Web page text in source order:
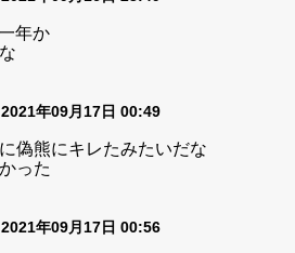
年か
2021年09月17日 00:49
偽熊にキレたみたいだな
った
2021年09月17日 00:56